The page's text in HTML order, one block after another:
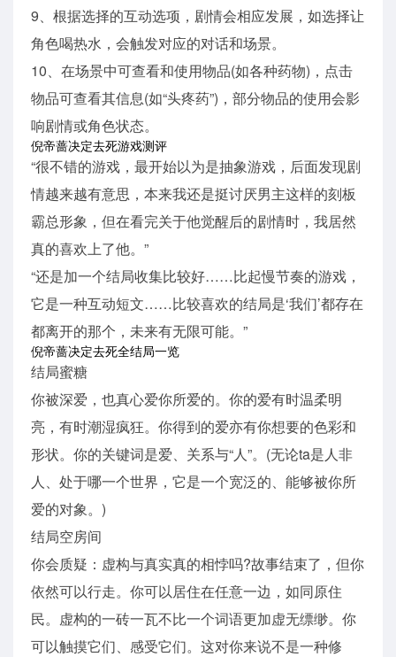
9、根据选择的互动选项，剧情会相应发展，如选择让
角色喝热水，会触发对应的对话和场景。
10、在场景中可查看和使用物品(如各种药物)，点击
物品可查看其信息(如“头疼药”)，部分物品的使用会影
响剧情或角色状态。
倪帝蔷决定去死游戏测评
“很不错的游戏，最开始以为是抽象游戏，后面发现剧
情越来越有意思，本来我还是挺讨厌男主这样的刻板
霸总形象，但在看完关于他觉醒后的剧情时，我居然
真的喜欢上了他。”
“还是加一个结局收集比较好……比起慢节奏的游戏，
它是一种互动短文……比较喜欢的结局是‘我们’都存在
都离开的那个，未来有无限可能。”
倪帝蔷决定去死全结局一览
结局蜜糖
你被深爱，也真心爱你所爱的。你的爱有时温柔明
亮，有时潮湿疯狂。你得到的爱亦有你想要的色彩和
形状。你的关键词是爱、关系与“人”。(无论ta是人非
人、处于哪一个世界，它是一个宽泛的、能够被你所
爱的对象。)
结局空房间
你会质疑：虚构与真实真的相悖吗?故事结束了，但你
依然可以行走。你可以居住在任意一边，如同原住
民。虚构的一砖一瓦不比一个词语更加虚无缥缈。你
可以触摸它们、感受它们。这对你来说不是一种修